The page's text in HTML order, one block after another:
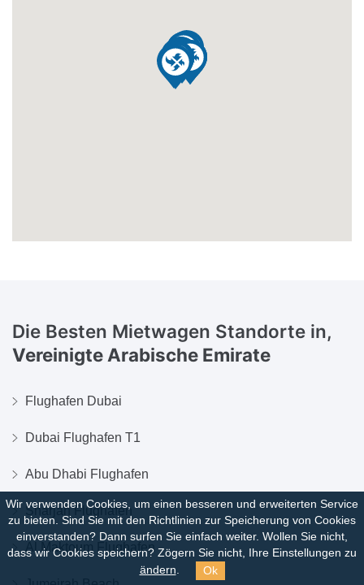
Die Besten Mietwagen Standorte in,
Vereinigte Arabische Emirate
Flughafen Dubai
Dubai Flughafen T1
Abu Dhabi Flughafen
Sharjah Flughafen
Al Maktoum Flughafen
Wir verwenden Cookies, um einen besseren und erweiterten Service
zu bieten. Sind Sie mit den Richtlinien zur Speicherung von Cookies
einverstanden? Dann surfen Sie einfach weiter. Wollen Sie nicht,
dass wir Cookies speichern? Zögern Sie nicht, Ihre Einstellungen zu
ändern. Ok